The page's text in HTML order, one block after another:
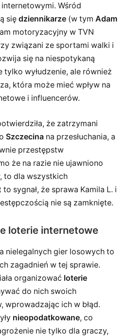
Wśród
się dziennikarze (w tym Adam
motoryzacyjny w TVN
związani ze sportami walki i
się na niespotykaną
tylko wyłudzenie, ale również
która może mieć wpływ na
i influencerów.
że zatrzymani
Szczecina na przesłuchania, a
przestępstw
że na razie nie ujawniono
to dla wszystkich
sygnał, że sprawa Kamila L. i
nie są zamknięte.
loterie internetowe
nielegalnych gier losowych to
zagadnień w tej sprawie.
organizować loterie
do nich swoich
wprowadzając ich w błąd.
nieopodatkowane, co
nie tylko dla graczy,